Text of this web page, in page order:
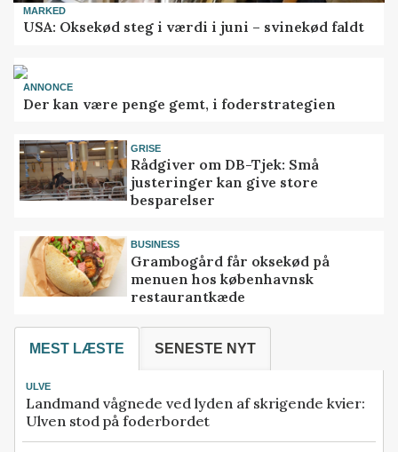
MARKED
USA: Oksekød steg i værdi i juni – svinekød faldt
ANNONCE
Der kan være penge gemt, i foderstrategien
GRISE
Rådgiver om DB-Tjek: Små
justeringer kan give store
besparelser
BUSINESS
Grambogård får oksekød på
menuen hos københavnsk
restaurantkæde
MEST LÆSTE SENESTE NYT
ULVE
Landmand vågnede ved lyden af skrigende kvier:
Ulven stod på foderbordet